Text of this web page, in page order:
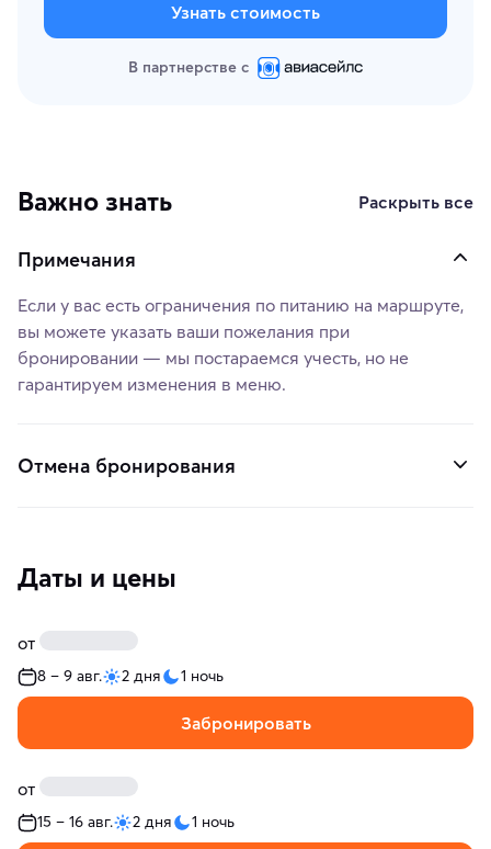
Узнать стоимость
В партнерстве с
Важно знать Раскрыть все
Примечания
Если у вас есть ограничения по питанию на маршруте,
вы можете указать ваши пожелания при
бронировании — мы постараемся учесть, но не
гарантируем изменения в меню.
Отмена бронирования
Даты и цены
от
8 – 9 авг. 2 дня 1 ночь
Забронировать
от
15 – 16 авг. 2 дня 1 ночь